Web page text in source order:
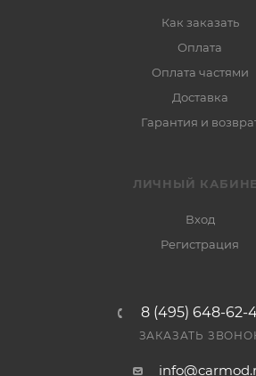
Как заказать
Оплата
Оплата частями
Доставка
Гарантия и
ЛИЧНЫЙ
Вход
Регистрация
8 (495) 648-62-
ЗАКАЗАТЬ